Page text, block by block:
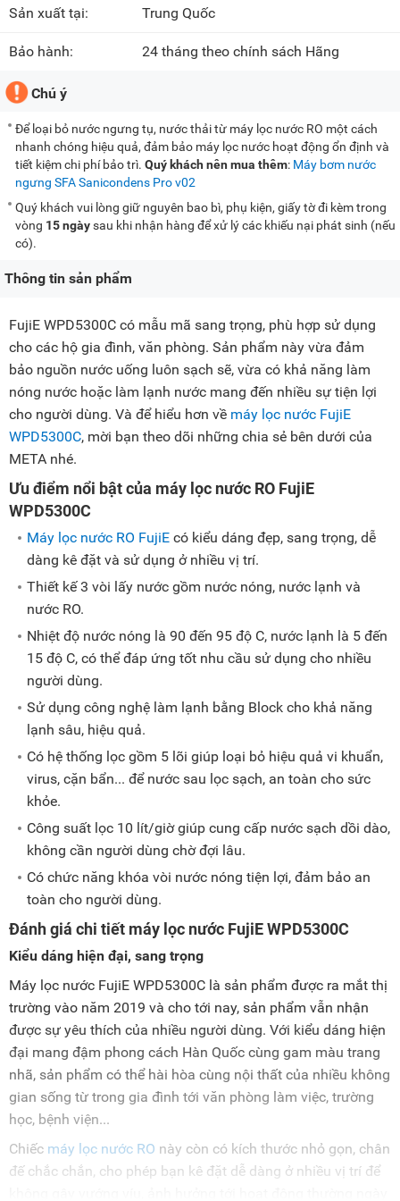
Sản xuất tại: Trung Quốc
Bảo hành: 24 tháng theo chính sách Hãng
Chú ý
Để loại bỏ nước ngưng tụ, nước thải từ máy lọc nước RO một cách
nhanh chóng hiệu quả, đảm bảo máy lọc nước hoạt động ổn định và
tiết kiệm chi phí bảo trì. Quý khách nên mua thêm: Máy bơm nước
ngưng SFA Sanicondens Pro v02
Quý khách vui lòng giữ nguyên bao bì, phụ kiện, giấy tờ đi kèm trong
vòng 15 ngàysau khi nhận hàng để xử lý các khiếu nại phát sinh (nếu
có).
Thông tin sản phẩm
FujiE WPD5300C có mẫu mã sang trọng, phù hợp sử dụng
cho các hộ gia đình, văn phòng. Sản phẩm này vừa đảm
bảo nguồn nước uống luôn sạch sẽ, vừa có khả năng làm
nóng nước hoặc làm lạnh nước mang đến nhiều sự tiện lợi
cho người dùng. Và để hiểu hơn về máy lọc nước FujiE
WPD5300C, mời bạn theo dõi những chia sẻ bên dưới của
META nhé.
Ưu điểm nổi bật của máy lọc nước RO FujiE
WPD5300C
Máy lọc nước RO FujiE có kiểu dáng đẹp, sang trọng, dễ
dàng kê đặt và sử dụng ở nhiều vị trí.
Thiết kế 3 vòi lấy nước gồm nước nóng, nước lạnh và
nước RO.
Nhiệt độ nước nóng là 90 đến 95 độ C, nước lạnh là 5 đến
15 độ C, có thể đáp ứng tốt nhu cầu sử dụng cho nhiều
người dùng.
Sử dụng công nghệ làm lạnh bằng Block cho khả năng
lạnh sâu, hiệu quả.
Có hệ thống lọc gồm 5 lõi giúp loại bỏ hiệu quả vi khuẩn,
virus, cặn bẩn... để nước sau lọc sạch, an toàn cho sức
khỏe.
Công suất lọc 10 lít/giờ giúp cung cấp nước sạch dồi dào,
không cần người dùng chờ đợi lâu.
Có chức năng khóa vòi nước nóng tiện lợi, đảm bảo an
toàn cho người dùng.
Đánh giá chi tiết máy lọc nước FujiE WPD5300C
Kiểu dáng hiện đại, sang trọng
Máy lọc nước FujiE WPD5300C là sản phẩm được ra mắt thị
trường vào năm 2019 và cho tới nay, sản phẩm vẫn nhận
được sự yêu thích của nhiều người dùng. Với kiểu dáng hiện
đại mang đậm phong cách Hàn Quốc cùng gam màu trang
nhã, sản phẩm có thể hài hòa cùng nội thất của nhiều không
gian sống từ trong gia đình tới văn phòng làm việc, trường
học, bệnh viện...
Chiếc máy lọc nước RO này còn có kích thước nhỏ gọn, chân
đế chắc chắn, cho phép bạn kê đặt dễ dàng ở nhiều vị trí để